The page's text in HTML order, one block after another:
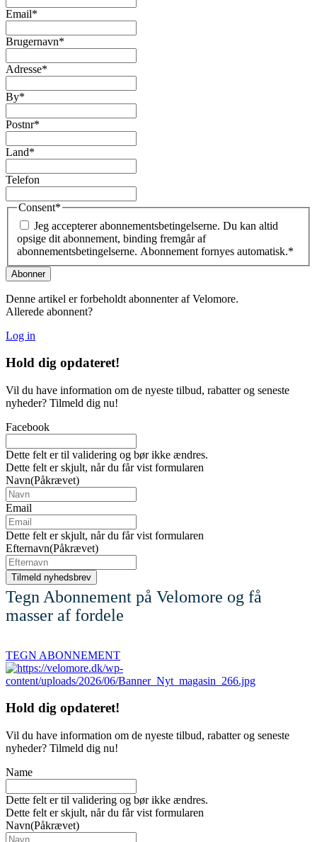
Email*
Brugernavn*
Adresse*
By*
Postnr*
Land*
Telefon
Consent*
Jeg accepterer abonnementsbetingelserne. Du kan altid
opsige dit abonnement, binding fremgår af
abonnementsbetingelserne. Abonnement fornyes automatisk.*
Denne artikel er forbeholdt abonnenter af Velomore.
Allerede abonnent?
Log in
Hold dig opdateret!
Vil du have information om de nyeste tilbud, rabatter og seneste
nyheder? Tilmeld dig nu!
Facebook
Dette felt er til validering og bør ikke ændres.
Dette felt er skjult, når du får vist formularen
Navn(Påkrævet)
Email
Dette felt er skjult, når du får vist formularen
Efternavn(Påkrævet)
Tegn Abonnement på Velomore og få
masser af fordele
TEGN ABONNEMENT
Hold dig opdateret!
Vil du have information om de nyeste tilbud, rabatter og seneste
nyheder? Tilmeld dig nu!
Name
Dette felt er til validering og bør ikke ændres.
Dette felt er skjult, når du får vist formularen
Navn(Påkrævet)